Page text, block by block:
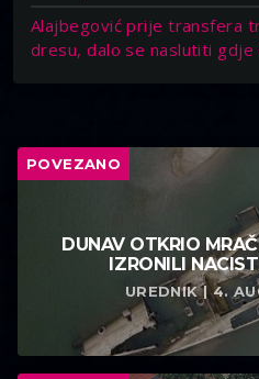
Alajbegović prije transfera
dresu, dalo se naslutiti
POVEZANO
DUNAV OTKRIO
IZRONILI
UREDNIK | 4.